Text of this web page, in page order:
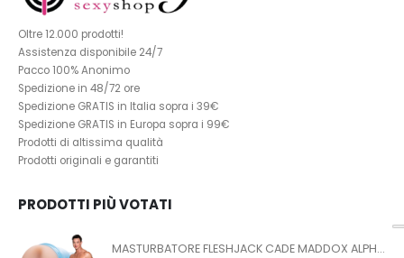
Oltre 12.000 prodotti!
Assistenza disponibile 24/7
Pacco 100% Anonimo
Spedizione in 48/72 ore
Spedizione GRATIS in Italia sopra i 39€
Spedizione GRATIS in Europa sopra i 99€
Prodotti di altissima qualità
Prodotti originali e garantiti
PRODOTTI PIÙ VOTATI
MASTURBATORE FLESHJACK CADE MADDOX ALPHA BUTT